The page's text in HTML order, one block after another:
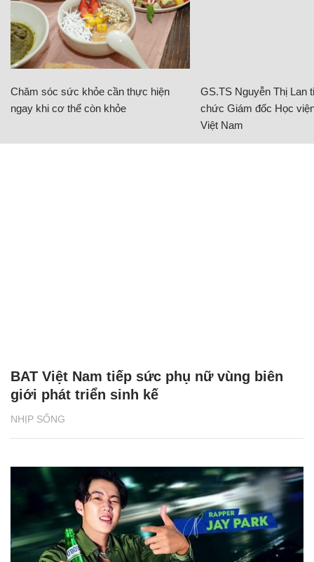
Chăm sóc sức khỏe cần thực hiện
ngay khi cơ thể còn khỏe
GS.TS Nguyễn Thị Lan
chức Giám đốc Học
Việt Nam
NHỊP SỐNG
BAT Việt Nam tiếp sức phụ nữ vùng biên
giới phát triển sinh kế